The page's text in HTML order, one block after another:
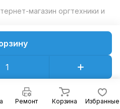
Ремонт Корзина Избранные
магазин оргтехники и
Конфиденциальность